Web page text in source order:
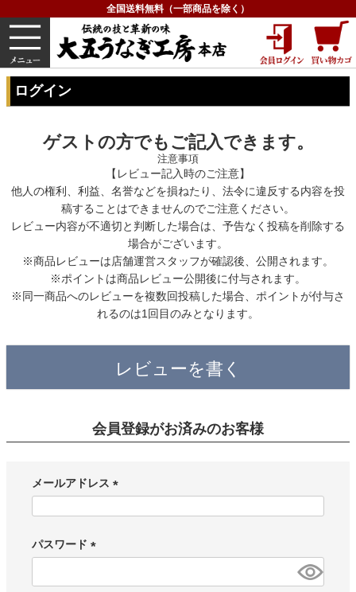
全国送料無料（一部商品を除く）
うなぎ 内祝い
グルメ
HOME
ログイン
ログイン
ゲストの方でもご記入できます。
注意事項
【レビュー記入時のご注意】
他人の権利、利益、名誉などを損ねたり、法令に違反する内容を投
稿することはできませんのでご注意ください。
レビュー内容が不適切と判断した場合は、予告なく投稿を削除する
場合がございます。
※商品レビューは店舗運営スタッフが確認後、公開されます。
※ポイントは商品レビュー公開後に付与されます。
※同一商品へのレビューを複数回投稿した場合、ポイントが付与さ
れるのは1回目のみとなります。
レビューを書く
会員登録がお済みのお客様
メールアドレス
)
パスワード
必